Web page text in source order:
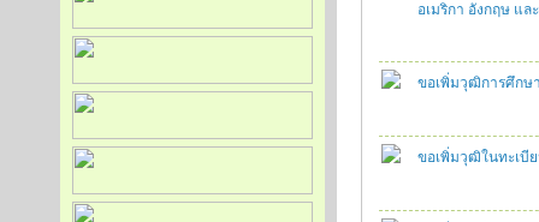
อเมริกา อังกฤษ แล
ขอเพิ่มวุฒิการศึกษ
ขอเพิ่มวุฒิในทะเบี